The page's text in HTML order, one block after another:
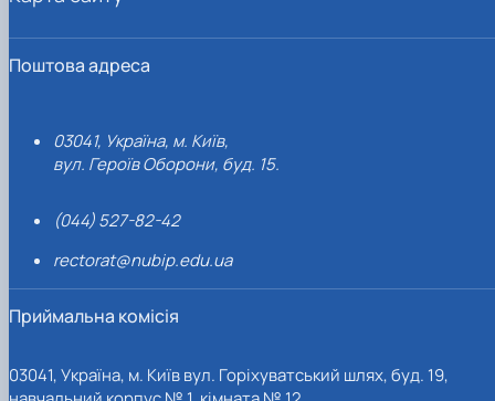
Поштова адреса
03041, Україна, м. Київ,
вул. Героїв Оборони, буд. 15.
(044) 527-82-42
rectorat@nubip.edu.ua
Приймальна комісія
03041, Україна, м. Київ вул. Горіхуватський шлях, буд. 19,